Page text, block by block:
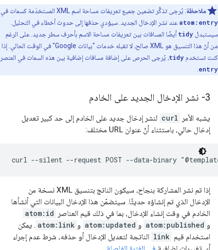
ملاحظة: يُرجى تذكُّر تضمين جميع تعريفات مساحة اسم XML المستخدَمة كسمات في
atom:entry عند نشر الإدخال الجديد. سيؤدي حذفها إلى حدوث أخطاء في التحليل.
سيستبدل tidy أيضًا المسافات بين تعريفات مساحة الاسم بأحرف سطر جديد. على الرغم
من أنّ هذا التنسيق هو XML صالح، لا تقبله خدمات "بيانات Google" في الوقت الحالي. إذا
كنت تستخدم tidy، يُرجى الحرص على إضافة مسافات إضافية بين هذه السمات في العنصر
entry
3- نشر الإدخال الجديد على الخادم
يشبه الأمر curl لنشر إدخال جديد على الخادم إلى حد كبير تعديل
إدخال حالي، باستثناء أنّ عنوان URL مختلف:
إذا تم نشر المشاركة بنجاح، سيكون الناتج بتنسيق XML نسخة من
الإدخال الذي تم إنشاؤه حديثًا. سيتضمّن هذا الإدخال البيانات التي أنشأها
الخادم في وقت إنشاء الإدخال، بما في ذلك قيم العناصر
atom:id
و atom:published و atom:updated و atom:link . يمكن
استخدام قيم link الناتجة لتعديل الإدخال أو حذفه، شرط عدم إجراء